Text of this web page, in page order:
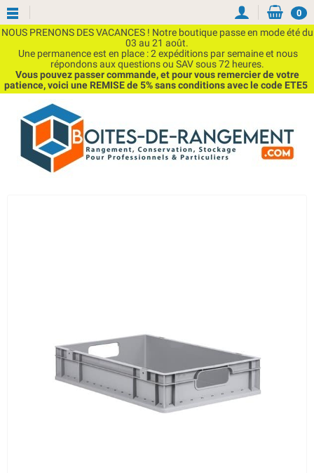
NOUS PRENONS DES VACANCES ! Notre boutique passe en mode été du
03 au 21 août.
Une permanence est en place : 2 expéditions par semaine et nous
répondons aux questions ou SAV sous 72 heures.
Vous pouvez passer commande, et pour vous remercier de votre
patience, voici une REMISE de 5% sans conditions avec le code ETE5
0